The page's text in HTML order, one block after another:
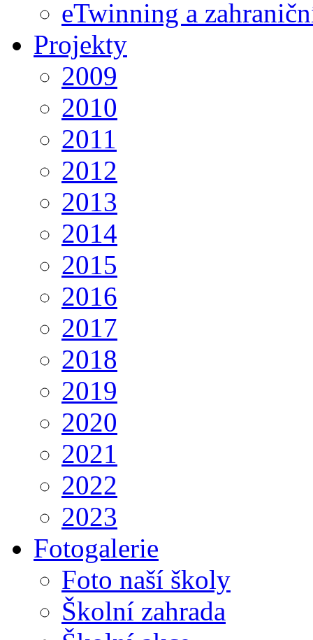
eTwinning a
Projekty
2009
2010
2011
2012
2013
2014
2015
2016
2017
2018
2019
2020
2021
2022
2023
Fotogalerie
Foto naší školy
Školní zahrada